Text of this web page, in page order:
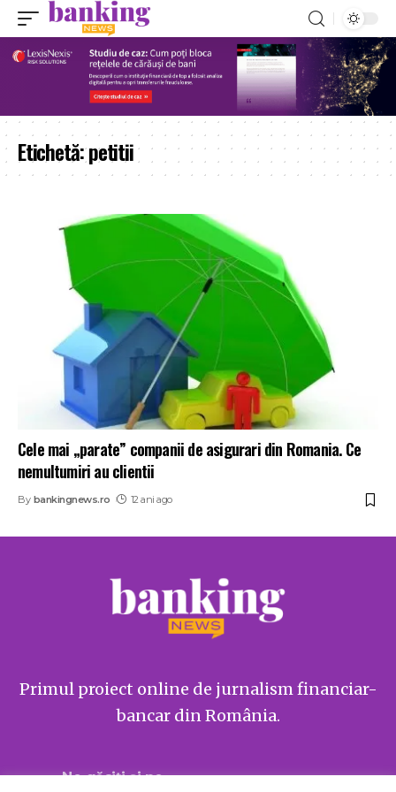
Etichetă:petitii
Cele mai „parate” companii de asigurari din Romania. Ce
nemultumiri au clientii
By bankingnews.ro 12 ani ago
Primul proiect online de jurnalism financiar-
bancar din România.
Ne găsiți și pe